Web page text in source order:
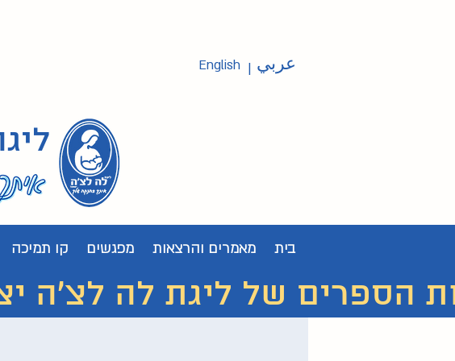
English عربي |
בית מאמרים והרצאות מפגשים קו תמיכה
הספרים של ליגת לה לצ'ה